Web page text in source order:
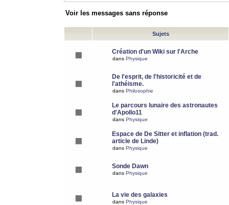
Voir les messages sans réponse
Sujets
Création d'un Wiki sur l'Arche
dans Physique
De l'esprit, de l'historicité et de
l'athéisme.
dans Philosophie
Le parcours lunaire des astronautes
d'Apollo11
dans Physique
Espace de De Sitter et inflation (trad.
article de Linde)
dans Physique
Sonde Dawn
dans Physique
La vie des galaxies
dans Physique